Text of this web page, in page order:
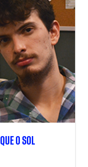
O SOL